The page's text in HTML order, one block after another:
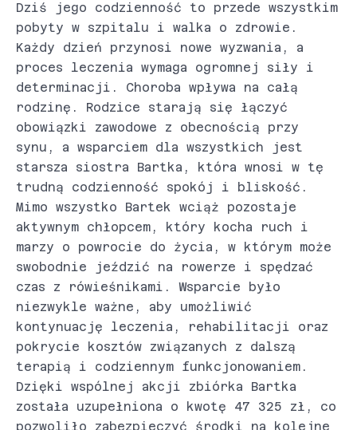
Dziś jego codzienność to przede wszystkim
pobyty w szpitalu i walka o zdrowie.
Każdy dzień przynosi nowe wyzwania, a
proces leczenia wymaga ogromnej siły i
determinacji. Choroba wpływa na całą
rodzinę. Rodzice starają się łączyć
obowiązki zawodowe z obecnością przy
synu, a wsparciem dla wszystkich jest
starsza siostra Bartka, która wnosi w tę
trudną codzienność spokój i bliskość.
Mimo wszystko Bartek wciąż pozostaje
aktywnym chłopcem, który kocha ruch i
marzy o powrocie do życia, w którym może
swobodnie jeździć na rowerze i spędzać
czas z rówieśnikami. Wsparcie było
niezwykle ważne, aby umożliwić
kontynuację leczenia, rehabilitacji oraz
pokrycie kosztów związanych z dalszą
terapią i codziennym funkcjonowaniem.
Dzięki wspólnej akcji zbiórka Bartka
została uzupełniona o kwotę 47 325 zł, co
pozwoliło zabezpieczyć środki na kolejne